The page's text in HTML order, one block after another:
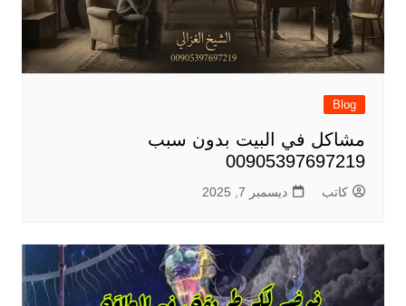
Blog
مشاكل في البيت بدون سبب
00905397697219
كاتب ديسمبر 7, 2025